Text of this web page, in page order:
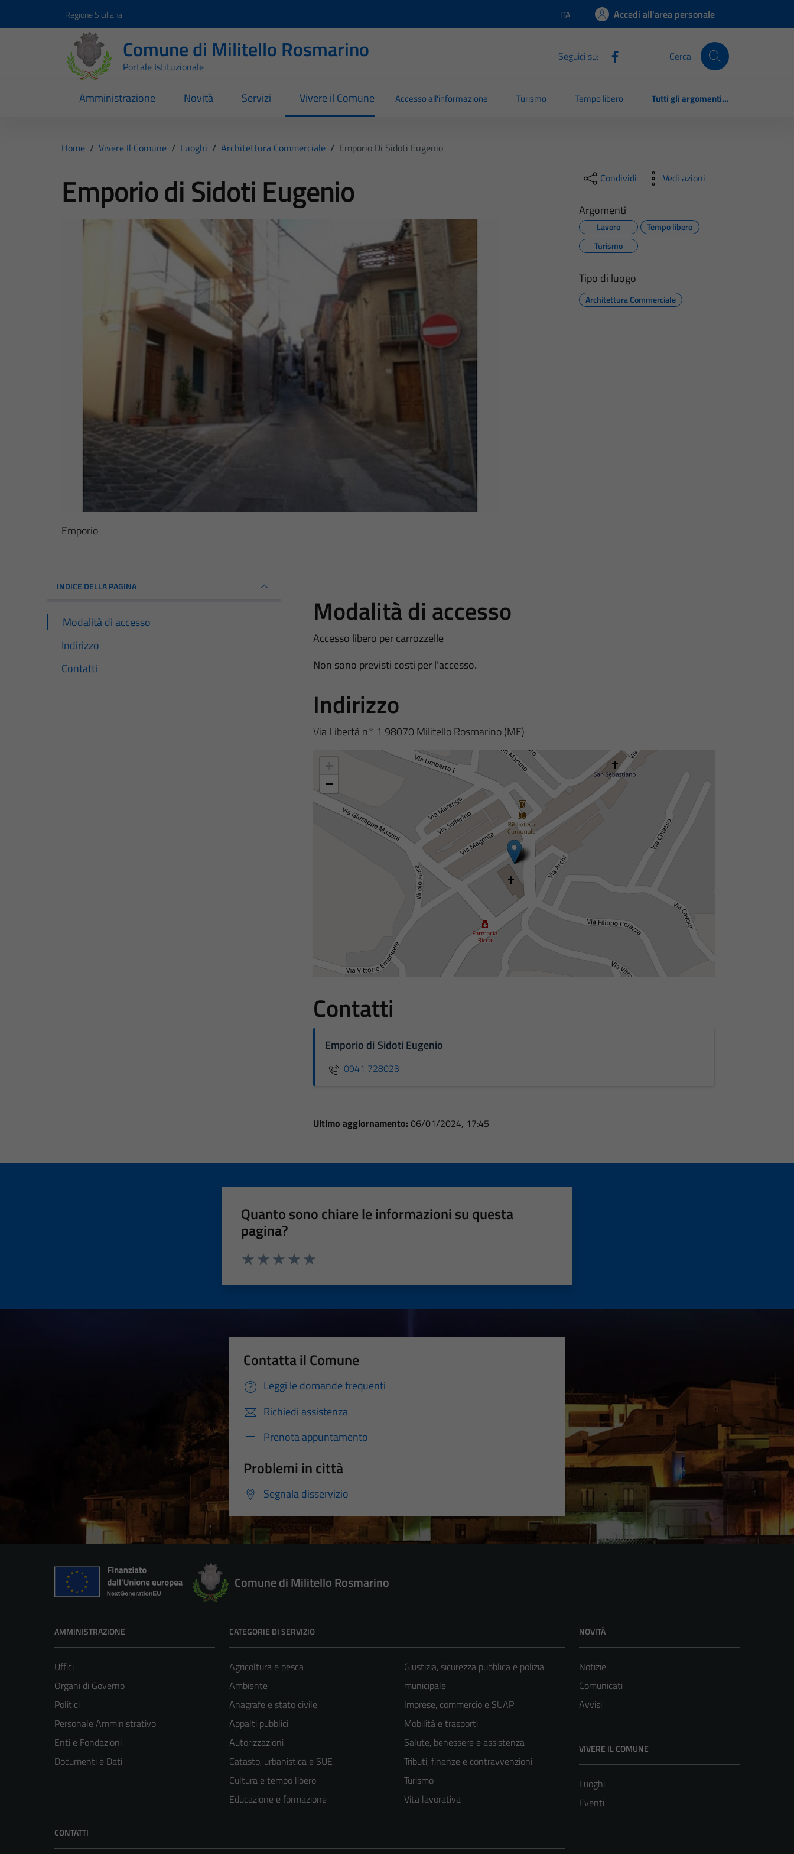
Regione Siciliana Lingua attiva:
ITA Accedi all'area personale
Comune di Militello Rosmarino
Portale Istituzionale
Seguici su: Cerca
Amministrazione Novità Servizi Vivere il Comune Accesso all'informazione Turismo Tempo libero Tutti gli argomenti...
Home / Vivere Il Comune / Luoghi / Architettura Commerciale / Emporio Di Sidoti Eugenio
Emporio di Sidoti Eugenio
Emporio
Condividi Vedi azioni
Argomenti
Lavoro
Tempo libero
Turismo
Tipo di luogo
Architettura Commerciale
INDICE DELLA PAGINA
Modalità di accesso
Indirizzo
Contatti
Modalità di accesso
Accesso libero per carrozzelle
Non sono previsti costi per l'accesso.
Indirizzo
Via Libertà n° 1 98070 Militello Rosmarino (ME)
−
Contatti
Emporio di Sidoti Eugenio
0941 728023
Ultimo aggiornamento: 06/01/2024, 17:45
Quanto sono chiare le informazioni su questa
pagina?
Contatta il Comune
Leggi le domande frequenti
Richiedi assistenza
Prenota appuntamento
Problemi in città
Segnala disservizio
Comune di Militello Rosmarino
AMMINISTRAZIONE
Uffici
Organi di Governo
Politici
Personale Amministrativo
Enti e Fondazioni
Documenti e Dati
CATEGORIE DI SERVIZIO
Agricoltura e pesca
Ambiente
Anagrafe e stato civile
Appalti pubblici
Autorizzazioni
Catasto, urbanistica e SUE
Cultura e tempo libero
Educazione e formazione
Giustizia, sicurezza pubblica e polizia
municipale
Imprese, commercio e SUAP
Mobilità e trasporti
Salute, benessere e assistenza
Tributi, finanze e contravvenzioni
Turismo
Vita lavorativa
NOVITÀ
Notizie
Comunicati
Avvisi
VIVERE IL COMUNE
Luoghi
Eventi
CONTATTI